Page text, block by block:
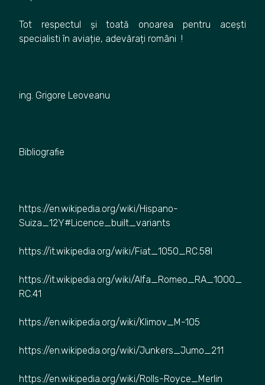
Tot respectul și toată onoarea pentru acești
specialisti în aviație, adevărați români !
ing. Grigore Leoveanu
Bibliografie
https://en.wikipedia.org/wiki/Hispano-
Suiza_12Y#Licence_built_variants
https://it.wikipedia.org/wiki/Fiat_1050_RC.58I
https://it.wikipedia.org/wiki/Alfa_Romeo_RA_1000_
RC.41
https://en.wikipedia.org/wiki/Klimov_M-105
https://en.wikipedia.org/wiki/Junkers_Jumo_211
https://en.wikipedia.org/wiki/Rolls-Royce_Merlin